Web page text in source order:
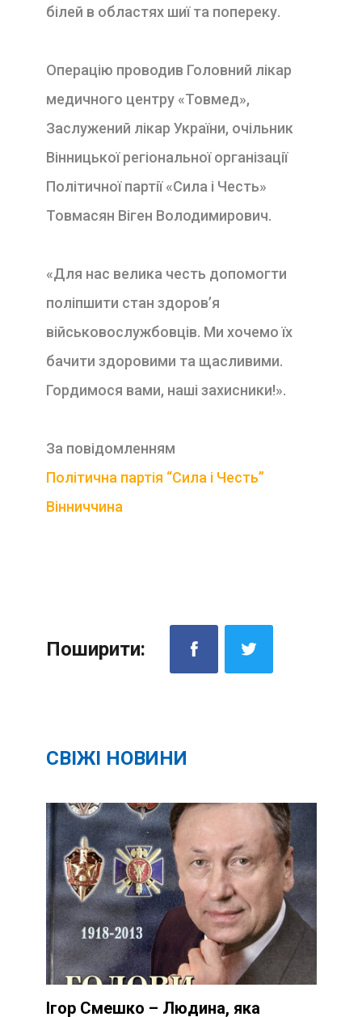
білей в областях шиї та попереку.
Операцію проводив Головний лікар
медичного центру «Товмед»,
Заслужений лікар України, очільник
Вінницької регіональної організації
Політичної партії «Сила і Честь»
Товмасян Віген Володимирович.
«Для нас велика честь допомогти
поліпшити стан здоров’я
військовослужбовців. Ми хочемо їх
бачити здоровими та щасливими.
Гордимося вами, наші захисники!».
За повідомленням
Політична партія “Сила і Честь”
Вінниччина
Поширити:
СВІЖІ НОВИНИ
Ігор Смешко – Людина, яка